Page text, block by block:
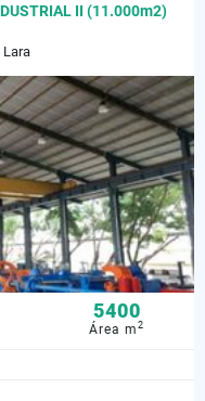
II (11.000m2)
Lara
5400
Área m2